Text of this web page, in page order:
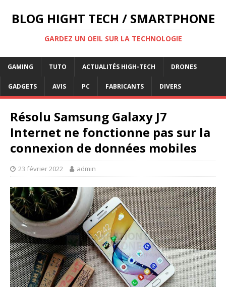
BLOG HIGHT TECH / SMARTPHONE
GARDEZ UN OEIL SUR LA TECHNOLOGIE
GAMING TUTO ACTUALITÉS HIGH-TECH DRONES
GADGETS AVIS PC FABRICANTS DIVERS
Résolu Samsung Galaxy J7
Internet ne fonctionne pas sur la
connexion de données mobiles
23 février 2022 admin